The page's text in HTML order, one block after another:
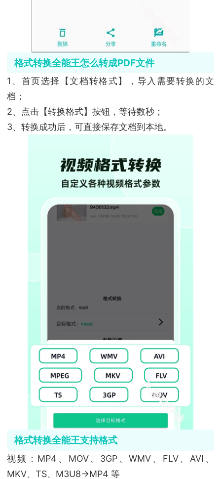
格式转换全能王怎么转成PDF文件
1、首页选择【文档转格式】，导入需要转换的文
档；
2、点击【转换格式】按钮，等待数秒；
3、转换成功后，可直接保存文档到本地。
格式转换全能王支持格式
视频：MP4、MOV、3GP、WMV、FLV、AVI、
MKV、TS、M3U8→MP4 等